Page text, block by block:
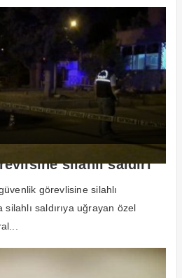
silahlı saldırı
görevlisine silahlı
silahlı saldırıya uğrayan özel